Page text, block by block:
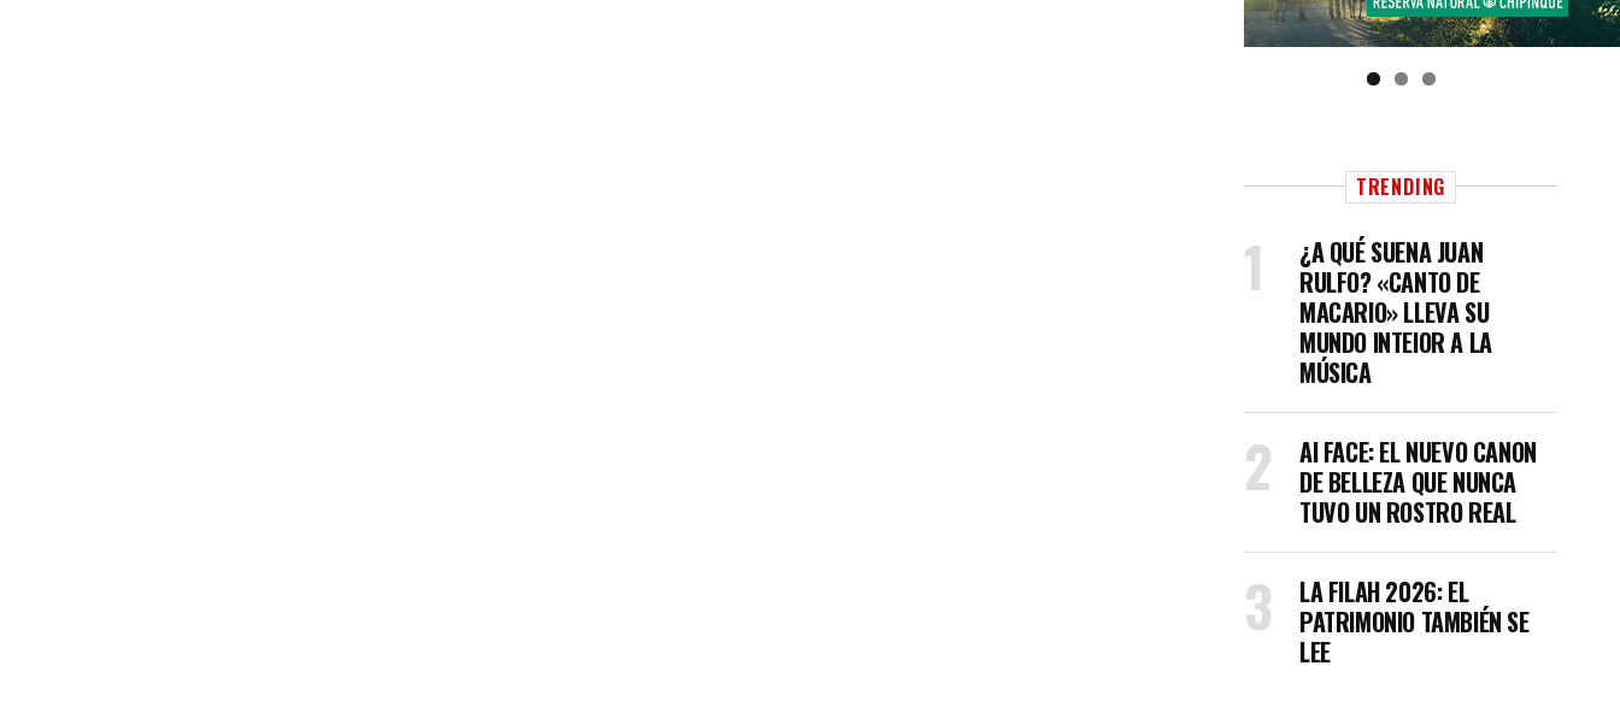
TRENDING
¿A QUÉ SUENA JUAN
RULFO? «CANTO DE
MACARIO» LLEVA SU
MUNDO INTEIOR A LA
MÚSICA
AI FACE: EL NUEVO CANON
DE BELLEZA QUE NUNCA
TUVO UN ROSTRO REAL
LA FILAH 2026: EL
PATRIMONIO TAMBIÉN SE
LEE